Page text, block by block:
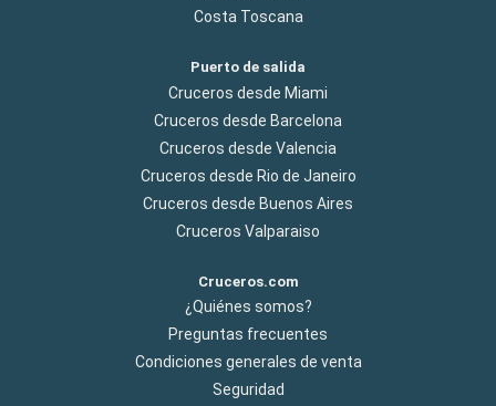
Costa Toscana
Puerto de salida
Cruceros desde Miami
Cruceros desde Barcelona
Cruceros desde Valencia
Cruceros desde Rio de Janeiro
Cruceros desde Buenos Aires
Cruceros Valparaiso
Cruceros.com
¿Quiénes somos?
Preguntas frecuentes
Condiciones generales de venta
Seguridad